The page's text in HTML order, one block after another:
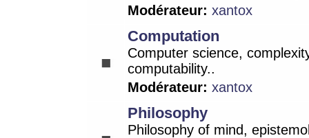
Modérateur: xantox
Computation
Computer science,
computability..
Modérateur: xantox
Philosophy
Philosophy of mind,